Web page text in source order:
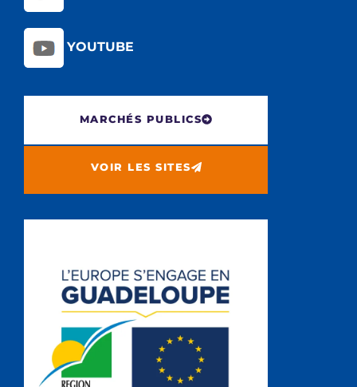
YOUTUBE
MARCHÉS PUBLICS
VOIR LES SITES